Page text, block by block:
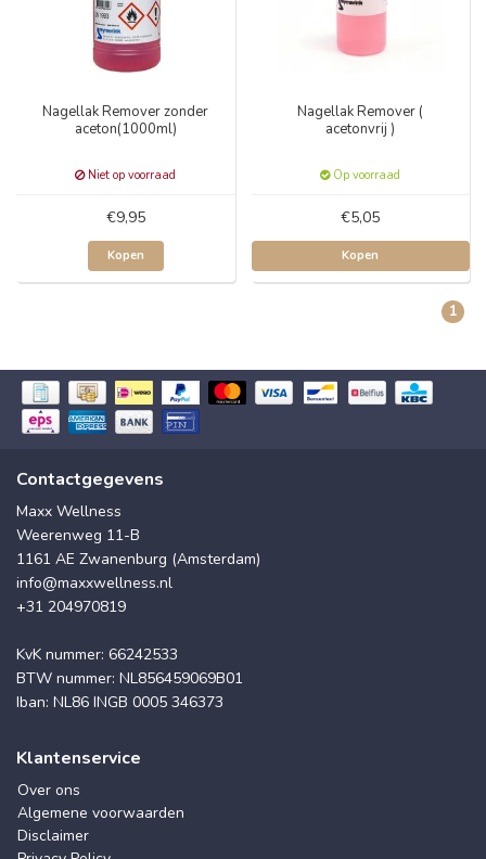
Nagellak Remover zonder
aceton(1000ml)
Niet op voorraad
€9,95
Kopen
Nagellak Remover (
acetonvrij )
Op voorraad
€5,05
Kopen
1
Contactgegevens
Maxx Wellness
Weerenweg 11-B
1161 AE Zwanenburg (Amsterdam)
info@maxxwellness.nl
+31 204970819
KvK nummer: 66242533
BTW nummer: NL856459069B01
Iban: NL86 INGB 0005 346373
Klantenservice
Over ons
Algemene voorwaarden
Disclaimer